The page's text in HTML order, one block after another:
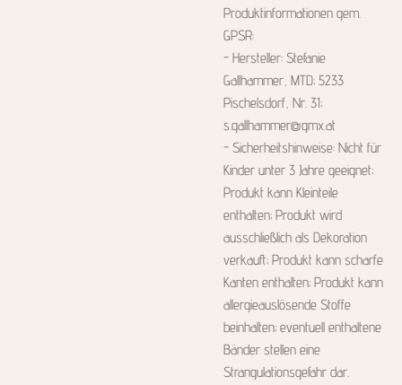
Produktinformationen gem.
GPSR:
- Hersteller: Stefanie
Gallhammer, MTD; 5233
Pischelsdorf, Nr. 31;
s.gallhammer@gmx.at
- Sicherheitshinweise: Nicht für
Kinder unter 3 Jahre geeignet;
Produkt kann Kleinteile
enthalten; Produkt wird
ausschließlich als Dekoration
verkauft; Produkt kann scharfe
Kanten enthalten; Produkt kann
allergieauslösende Stoffe
beinhalten; eventuell enthaltene
Bänder stellen eine
Strangulationsgefahr dar.